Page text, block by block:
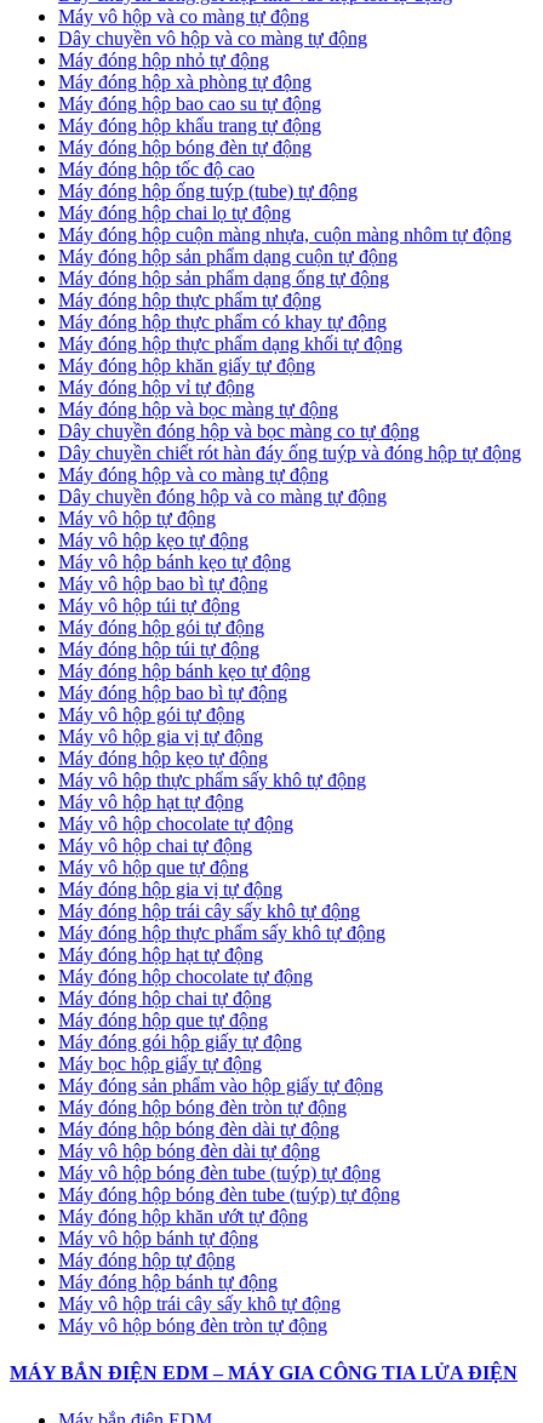
Máy vô hộp và co màng tự động
Dây chuyền vô hộp và co màng tự động
Máy đóng hộp nhỏ tự động
Máy đóng hộp xà phòng tự động
Máy đóng hộp bao cao su tự động
Máy đóng hộp khẩu trang tự động
Máy đóng hộp bóng đèn tự động
Máy đóng hộp tốc độ cao
Máy đóng hộp ống tuýp (tube) tự động
Máy đóng hộp chai lọ tự động
Máy đóng hộp cuộn màng nhựa, cuộn màng nhôm tự động
Máy đóng hộp sản phẩm dạng cuộn tự động
Máy đóng hộp sản phẩm dạng ống tự động
Máy đóng hộp thực phẩm tự động
Máy đóng hộp thực phẩm có khay tự động
Máy đóng hộp thực phẩm dạng khối tự động
Máy đóng hộp khăn giấy tự động
Máy đóng hộp vỉ tự động
Máy đóng hộp và bọc màng tự động
Dây chuyền đóng hộp và bọc màng co tự động
Dây chuyền chiết rót hàn đáy ống tuýp và đóng hộp tự động
Máy đóng hộp và co màng tự động
Dây chuyền đóng hộp và co màng tự động
Máy vô hộp tự động
Máy vô hộp kẹo tự động
Máy vô hộp bánh kẹo tự động
Máy vô hộp bao bì tự động
Máy vô hộp túi tự động
Máy đóng hộp gói tự động
Máy đóng hộp túi tự động
Máy đóng hộp bánh kẹo tự động
Máy đóng hộp bao bì tự động
Máy vô hộp gói tự động
Máy vô hộp gia vị tự động
Máy đóng hộp kẹo tự động
Máy vô hộp thực phẩm sấy khô tự động
Máy vô hộp hạt tự động
Máy vô hộp chocolate tự động
Máy vô hộp chai tự động
Máy vô hộp que tự động
Máy đóng hộp gia vị tự động
Máy đóng hộp trái cây sấy khô tự động
Máy đóng hộp thực phẩm sấy khô tự động
Máy đóng hộp hạt tự động
Máy đóng hộp chocolate tự động
Máy đóng hộp chai tự động
Máy đóng hộp que tự động
Máy đóng gói hộp giấy tự động
Máy bọc hộp giấy tự động
Máy đóng sản phẩm vào hộp giấy tự động
Máy đóng hộp bóng đèn tròn tự động
Máy đóng hộp bóng đèn dài tự động
Máy vô hộp bóng đèn dài tự động
Máy vô hộp bóng đèn tube (tuýp) tự động
Máy đóng hộp bóng đèn tube (tuýp) tự động
Máy đóng hộp khăn ướt tự động
Máy vô hộp bánh tự động
Máy đóng hộp tự động
Máy đóng hộp bánh tự động
Máy vô hộp trái cây sấy khô tự động
Máy vô hộp bóng đèn tròn tự động
MÁY BẮN ĐIỆN EDM – MÁY GIA CÔNG TIA LỬA ĐIỆN